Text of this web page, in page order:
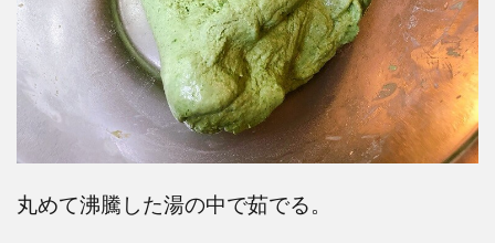
丸めて沸騰した湯の中で茹でる。